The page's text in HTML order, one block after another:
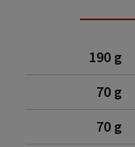
190 g
70 g
70 g